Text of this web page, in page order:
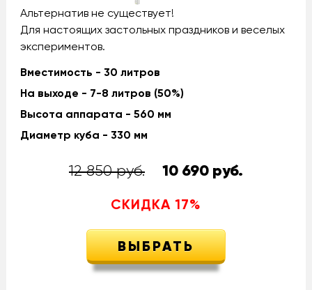
Альтернатив не существует!
Для настоящих застольных праздников и веселых
экспериментов.
Вместимость - 30 литров
На выходе - 7-8 литров (50%)
Высота аппарата - 560 мм
Диаметр куба - 330 мм
12 850 руб. 10 690руб.
СКИДКА 17%
ВЫБРАТЬ